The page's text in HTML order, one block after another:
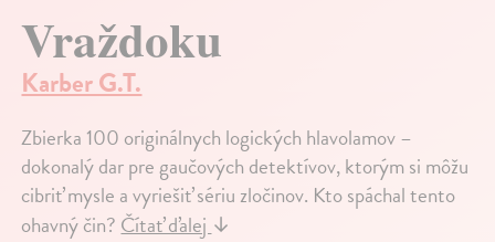
Vraždoku
Karber G.T.
Zbierka 100 originálnych logických hlavolamov –
dokonalý dar pre gaučových detektívov, ktorým si môžu
cibriť mysle a vyriešiť sériu zločinov. Kto spáchal tento
ohavný čin?Čítať ďalej↓